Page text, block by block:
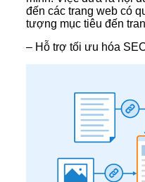
đến các trang web có
tượng mục tiêu đến
– Hỗ trợ tối ưu hóa